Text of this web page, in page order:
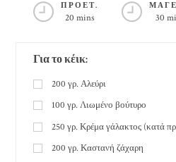
ΠΡΟΕΤ.
20 mins 30
Για το κέικ:
200 γρ. Αλεύρι
100 γρ. Λιωμένο βούτυρο
250 γρ. Κρέμα γάλακτος (κατά
200 γρ. Καστανή ζάχαρη